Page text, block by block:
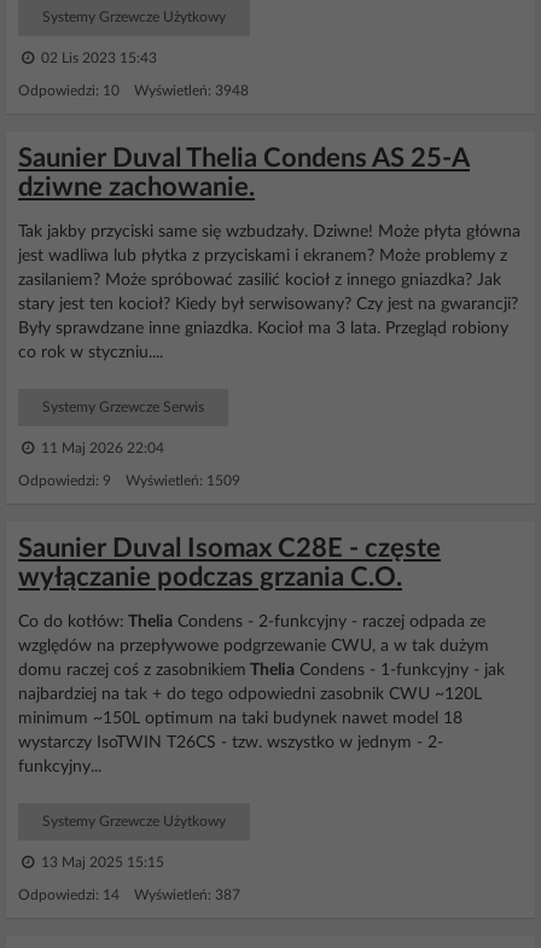
Systemy Grzewcze Użytkowy
02 Lis 2023 15:43
Odpowiedzi: 10 Wyświetleń: 3948
Saunier Duval Thelia Condens AS 25-A
dziwne zachowanie.
Tak jakby przyciski same się wzbudzały. Dziwne! Może płyta główna
jest wadliwa lub płytka z przyciskami i ekranem? Może problemy z
zasilaniem? Może spróbować zasilić kocioł z innego gniazdka? Jak
stary jest ten kocioł? Kiedy był serwisowany? Czy jest na gwarancji?
Były sprawdzane inne gniazdka. Kocioł ma 3 lata. Przegląd robiony
co rok w styczniu....
Systemy Grzewcze Serwis
11 Maj 2026 22:04
Odpowiedzi: 9 Wyświetleń: 1509
Saunier Duval Isomax C28E - częste
wyłączanie podczas grzania C.O.
Co do kotłów: Thelia Condens - 2-funkcyjny - raczej odpada ze
względów na przepływowe podgrzewanie CWU, a w tak dużym
domu raczej coś z zasobnikiem Thelia Condens - 1-funkcyjny - jak
najbardziej na tak + do tego odpowiedni zasobnik CWU ~120L
minimum ~150L optimum na taki budynek nawet model 18
wystarczy IsoTWIN T26CS - tzw. wszystko w jednym - 2-
funkcyjny...
Systemy Grzewcze Użytkowy
13 Maj 2025 15:15
Odpowiedzi: 14 Wyświetleń: 387